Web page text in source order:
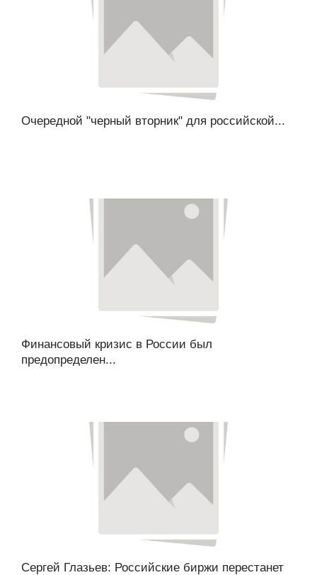
Очередной "черный вторник" для российской...
Финансовый кризис в России был
предопределен...
Сергей Глазьев: Российские биржи перестанет